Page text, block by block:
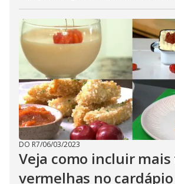
DO R7/06/03/2023
Veja como incluir
vermelhas no cardápio